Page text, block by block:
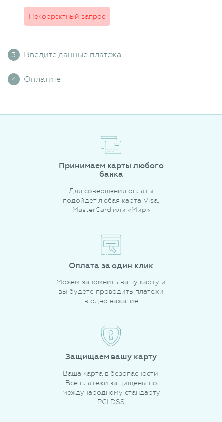
Некорректный запрос
Введите данные платежа
Оплатите
Принимаем карты любого
банка
Для совершения оплаты
подойдет любая карта Visa,
MasterCard или «Мир»
Оплата за один клик
Можем запомнить вашу карту и
вы будете проводить платежи
в одно нажатие
Защищаем вашу карту
Ваша карта в безопасности.
Все платежи защищены по
международному стандарту
PCI DSS